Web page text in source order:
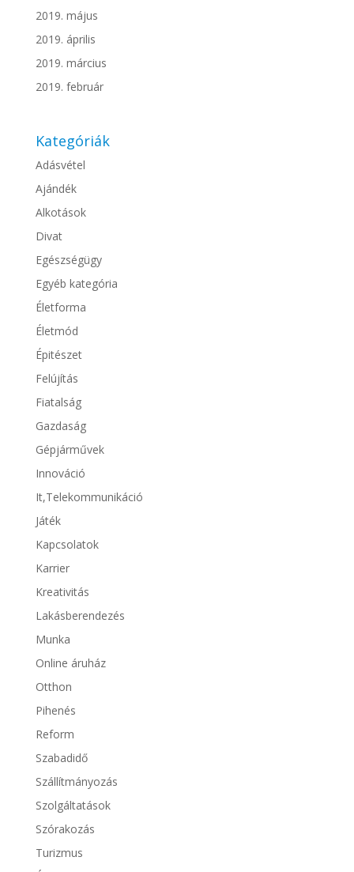
2019. május
2019. április
2019. március
2019. február
Kategóriák
Adásvétel
Ajándék
Alkotások
Divat
Egészségügy
Egyéb kategória
Életforma
Életmód
Épitészet
Felújítás
Fiatalság
Gazdaság
Gépjárművek
Innováció
It,Telekommunikáció
Játék
Kapcsolatok
Karrier
Kreativitás
Lakásberendezés
Munka
Online áruház
Otthon
Pihenés
Reform
Szabadidő
Szállítmányozás
Szolgáltatások
Szórakozás
Turizmus